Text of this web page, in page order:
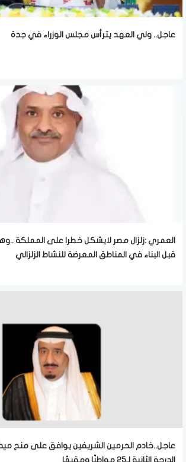
عاجل.. ولي العهد يترأس مجلس الوزراء في جدة
العمري :زلزال مصر لايشكل خطرا على المملكة
قبل البناء في المناطق المعرضة للنشاط الزلزالي
عاجل..خادم الحرمين الشريفين يوافق على منح
الدرجة الثانية لـ25 مواطنًا ومقيمًا